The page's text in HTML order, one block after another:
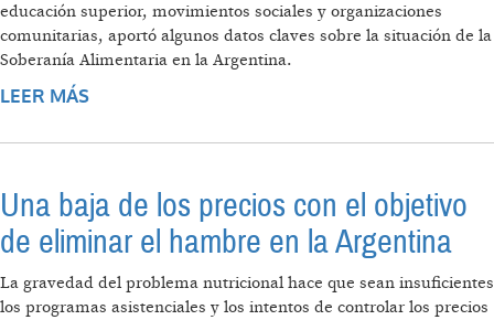
educación superior, movimientos sociales y organizaciones
comunitarias, aportó algunos datos claves sobre la situación de la
Soberanía Alimentaria en la Argentina.
LEER MÁS
Una baja de los precios con el objetivo
de eliminar el hambre en la Argentina
La gravedad del problema nutricional hace que sean insuficientes
los programas asistenciales y los intentos de controlar los precios